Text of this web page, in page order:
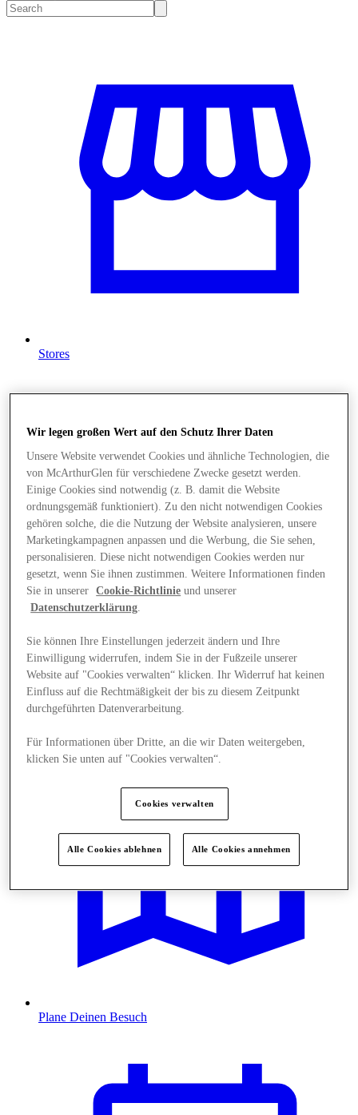
Stores
Angebote
Plane Deinen Besuch
Wir legen großen Wert auf den Schutz Ihrer Daten
Unsere Website verwendet Cookies und ähnliche Technologien, die
von McArthurGlen für verschiedene Zwecke gesetzt werden.
Einige Cookies sind notwendig (z. B. damit die Website
ordnungsgemäß funktioniert). Zu den nicht notwendigen Cookies
gehören solche, die die Nutzung der Website analysieren, unsere
Marketingkampagnen anpassen und die Werbung, die Sie sehen,
personalisieren. Diese nicht notwendigen Cookies werden nur
gesetzt, wenn Sie ihnen zustimmen. Weitere Informationen finden
Sie in unserer
Cookie-Richtlinie und unserer
Datenschutzerklärung
Sie können Ihre Einstellungen jederzeit ändern und Ihre
Einwilligung widerrufen, indem Sie in der Fußzeile unserer
Website auf "Cookies verwalten“ klicken. Ihr Widerruf hat keinen
Einfluss auf die Rechtmäßigkeit der bis zu diesem Zeitpunkt
durchgeführten Datenverarbeitung.
Für Informationen über Dritte, an die wir Daten weitergeben,
klicken Sie unten auf "Cookies verwalten“.
Cookies verwalten
Alle Cookies ablehnen Alle Cookies annehmen